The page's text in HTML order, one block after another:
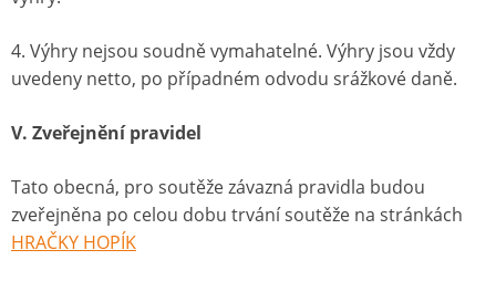
4. Výhry nejsou soudně vymahatelné. Výhry jsou vždy
uvedeny netto, po případném odvodu srážkové daně.
V. Zveřejnění pravidel
Tato obecná, pro soutěže závazná pravidla budou
zveřejněna po celou dobu trvání soutěže na stránkách
HRAČKY HOPÍK